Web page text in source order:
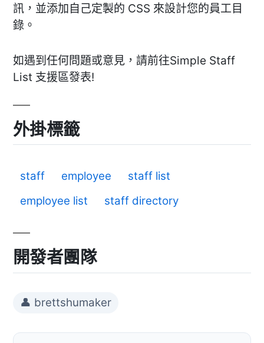
訊，並添加自己定製的 CSS 來設計您的員工目
錄。
如遇到任何問題或意見，請前往Simple Staff
List 支援區發表!
外掛標籤
staff employee
staff list
employee list
staff directory
開發者團隊
👤 brettshumaker